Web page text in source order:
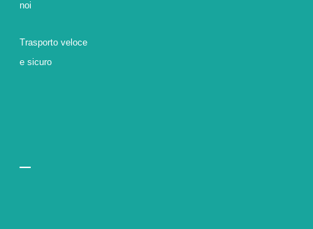
noi
Trasporto veloce
e sicuro